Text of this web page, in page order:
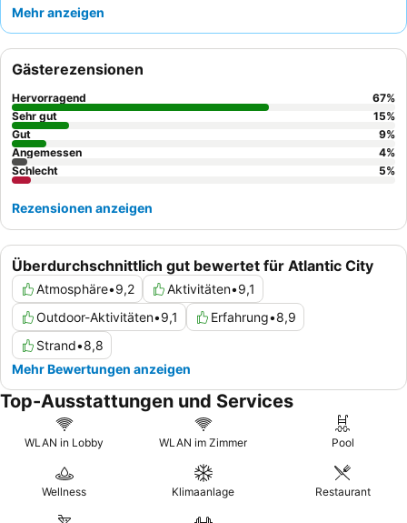
mehrereSwimmingpools
Gäste loben stets das
und die vielfältigen, hochwertigen
besonders die köstlichen Angebote im Ocean Steak, Amada und
Harper's zum Frühstück erwähnt werden. Für ein noch besseres
Erlebnis empfiehlt es sich, ein Zimmer in einer höheren Etage zu
buchen, um die beste Aussicht zu genießen.
Mehr anzeigen
Überdurchschnittlich gut bewertet für Atlantic City
Atmosphäre•9,2 Aktivitäten•9,1
Outdoor-Aktivitäten•9,1 Erfahrung•8,9
Strand•8,8
Mehr Bewertungen anzeigen
Gästerezensionen
Hervorragend 67%
Sehr gut
15%
Gut
9%
Angemessen
4%
Schlecht
5%
Rezensionen anzeigen
Top-Ausstattungen und Services
WLAN in Lobby WLAN im Zimmer Pool
Wellness Klimaanlage Restaurant